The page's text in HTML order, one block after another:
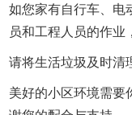
如您家有自行车、电
员和工程人员的作业
请将生活垃圾及时清
美好的小区环境需要